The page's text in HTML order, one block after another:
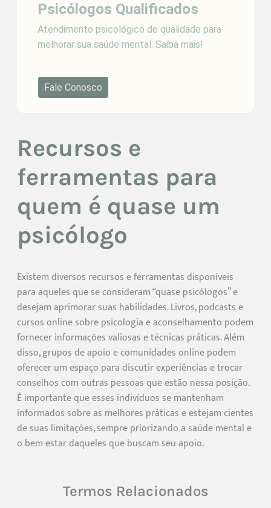
Psicólogos Qualificados
Atendimento psicológico de qualidade para
melhorar sua saúde mental. Saiba mais!
Fale Conosco
Recursos e
ferramentas para
quem é quase um
psicólogo
Existem diversos recursos e ferramentas disponíveis
para aqueles que se consideram “quase psicólogos” e
desejam aprimorar suas habilidades. Livros, podcasts e
cursos online sobre psicologia e aconselhamento podem
fornecer informações valiosas e técnicas práticas. Além
disso, grupos de apoio e comunidades online podem
oferecer um espaço para discutir experiências e trocar
conselhos com outras pessoas que estão nessa posição.
É importante que esses indivíduos se mantenham
informados sobre as melhores práticas e estejam cientes
de suas limitações, sempre priorizando a saúde mental e
o bem-estar daqueles que buscam seu apoio.
Termos Relacionados